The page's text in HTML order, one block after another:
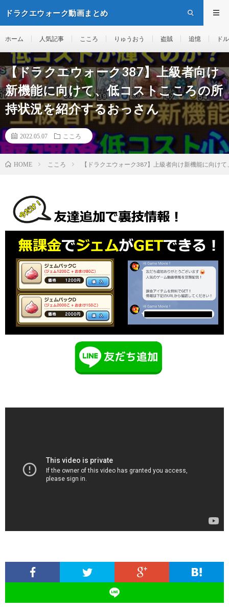
ドラクエウォーク動画まとめ
ホーム 人気記事 こころ りゅうおう 盗賊 追憶 ド
【ドラクエウォーク387】上級者向け
新機能に向けて、低コストこころの所
持状況を紹介するおっさん
2022.05.07 こころ
HOME こころ 【ドラクエウォーク387】上級者向け新機能に向け